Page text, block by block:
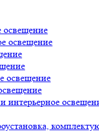
освещение
освещение
освещение
интерьерное